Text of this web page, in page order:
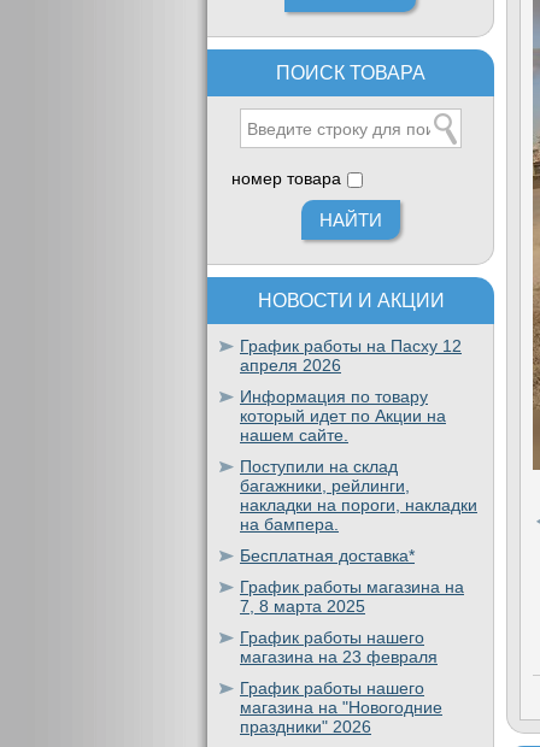
ПОИСК ТОВАРА
номер товара
НОВОСТИ И АКЦИИ
График работы на Пасху 12
апреля 2026
Информация по товару
который идет по Акции на
нашем сайте.
Поступили на склад
багажники, рейлинги,
накладки на пороги, накладки
на бампера.
Бесплатная доставка*
График работы магазина на
7, 8 марта 2025
График работы нашего
магазина на 23 февраля
График работы нашего
магазина на "Новогодние
праздники" 2026